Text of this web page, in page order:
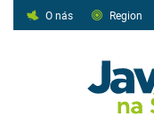
O nás Region